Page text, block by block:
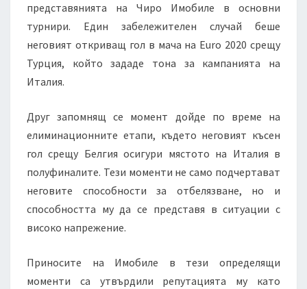
представянията на Чиро Имобиле в основни
турнири. Един забележителен случай беше
неговият откриващ гол в мача на Euro 2020 срещу
Турция, който зададе тона за кампанията на
Италия.
Друг запомнящ се момент дойде по време на
елиминационните етапи, където неговият късен
гол срещу Белгия осигури мястото на Италия в
полуфиналите. Тези моменти не само подчертават
неговите способности за отбелязване, но и
способността му да се представя в ситуации с
високо напрежение.
Приносите на Имобиле в тези определящи
моменти са утвърдили репутацията му като